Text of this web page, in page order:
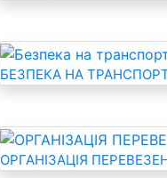
БЕЗПЕКА НА
ОРГАНІЗАЦІЯ